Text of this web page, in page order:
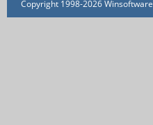
Copyright 1998-2026